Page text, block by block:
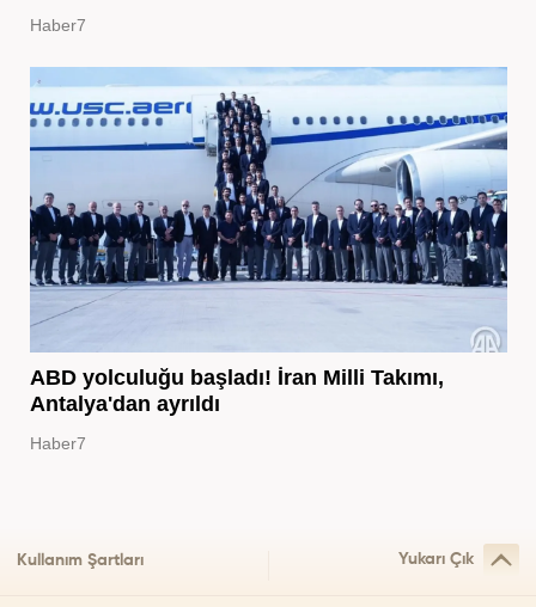
Haber7
ABD yolculuğu başladı! İran Milli Takımı,
Antalya'dan ayrıldı
Haber7
Kullanım Şartları Yukarı Çık